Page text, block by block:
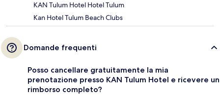
KAN Tulum Hotel Hotel Tulum
Kan Hotel Tulum Beach Clubs
Domande frequenti
Posso cancellare gratuitamente la mia
prenotazione presso KAN Tulum Hotel e ricevere un
rimborso completo?